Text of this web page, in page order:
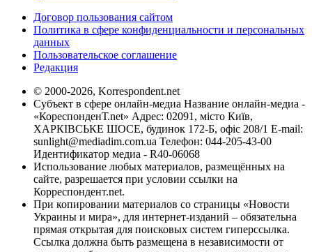
Договор пользования сайтом
Политика в сфере конфиденциальности и персональных
данных
Пользовательское соглашение
Редакция
© 2000-2026, Korrespondent.net
Субъект в сфере онлайн-медиа Название онлайн-медиа -
«КореспонденТ.net» Адрес: 02091, місто Київ,
ХАРКІВСЬКЕ ШОСЕ, будинок 172-Б, офіс 208/1 E-mail:
sunlight@mediadim.com.ua Телефон: 044-205-43-00
Идентификатор медиа - R40-06068
Использование любых материалов, размещённых на
сайте, разрешается при условии ссылки на
Корреспондент.net.
При копировании материалов со страницы «Новости
Украины и мира», для интернет-изданий – обязательна
прямая открытая для поисковых систем гиперссылка.
Ссылка должна быть размещена в независимости от